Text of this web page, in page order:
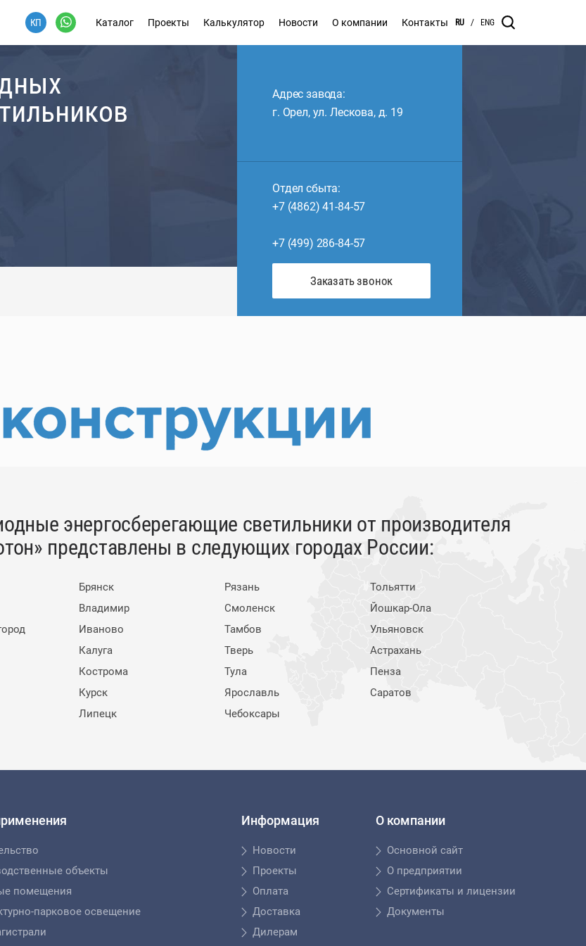
RU / ENG
Каталог Проекты Калькулятор Новости О компании Контакты
Адрес завода:
г. Орел, ул. Лескова, д. 19
Отдел сбыта:
+7 (4862) 41-84-57
+7 (499) 286-84-57
Заказать звонок
энергосберегающие светильники от производителя
представлены в следующих городах России:
Брянск
Владимир
Иваново
Калуга
Кострома
Курск
Липецк
Рязань
Смоленск
Тамбов
Тверь
Тула
Ярославль
Чебоксары
Тольятти
Йошкар-Ола
Ульяновск
Астрахань
Пенза
Саратов
объекты
помещения
парковое освещение
Информация
Новости
Проекты
Оплата
Доставка
Дилерам
О компании
Основной сайт
О предприятии
Сертификаты и лицензии
Документы